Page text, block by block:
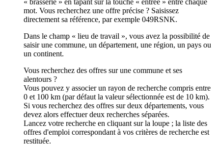
« brasserie » en tapant sur la touche « entrée » entre chaque
mot. Vous recherchez une offre précise ? Saisissez
directement sa référence, par exemple 049RSNK.
Dans le champ « lieu de travail », vous avez la possibilité de
saisir une commune, un département, une région, un pays ou
un continent.
Vous recherchez des offres sur une commune et ses
alentours ?
Vous pouvez y associer un rayon de recherche compris entre
0 et 100 km (par défaut la valeur sélectionnée est de 10 km).
Si vous recherchez des offres sur deux départements, vous
devez alors effectuer deux recherches séparées.
Lancez votre recherche en cliquant sur la loupe ; la liste des
offres d'emploi correspondant à vos critères de recherche est
restituée.